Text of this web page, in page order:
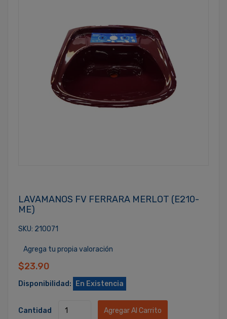
LAVAMANOS FV FERRARA MERLOT (E210-
ME)
SKU: 210071
Agrega tu propia valoración
$23.90
Disponibilidad: En Existencia
Cantidad Agregar Al Carrito